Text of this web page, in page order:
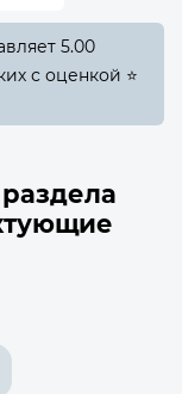
5.00
с оценкой ⭐